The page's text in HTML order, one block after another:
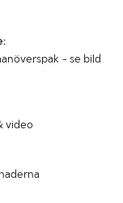
- se bild
video